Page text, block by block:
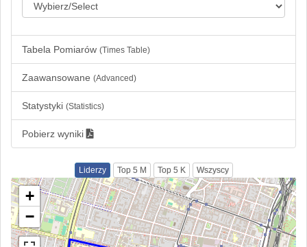
Tabela Pomiarów (Times Table)
Zaawansowane (Advanced)
Statystyki (Statistics)
Pobierz wyniki
Liderzy Top 5 M Top 5 K Wszyscy
+
−